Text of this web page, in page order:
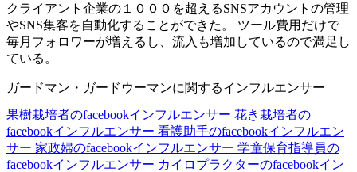
クライアント企業の１０００を超えるSNSアカウントの管理
やSNS集客を自動化することができた。 ツール費用だけで
毎月フォロワーが増えるし、流入も増加しているので満足し
ている。
ガードマン・ガードウーマンに関するインフルエンサー
果樹栽培者のfacebookインフルエンサー 花き栽培者の
facebookインフルエンサー 看護助手のfacebookインフルエン
サー 家政婦のfacebookインフルエンサー 学童保育指導員の
facebookインフルエンサー カイロプラクターのfacebookイン